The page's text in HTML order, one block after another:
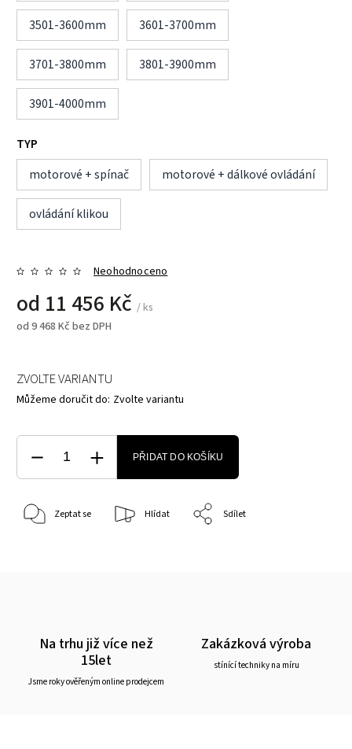
3501-3600mm 3601-3700mm
3701-3800mm 3801-3900mm
3901-4000mm
TYP
motorové + spínač
motorové + dálkové ovládání
ovládání klikou
Neohodnoceno
od 11 456 Kč / ks
od 9 468 Kč bez DPH
ZVOLTE VARIANTU
Můžeme doručit do: Zvolte variantu
PŘIDAT DO KOŠÍKU
Zeptat se Hlídat Sdílet
Na trhu již více než
15let
Jsme roky ověřeným online prodejcem
Zakázková výroba
stínící techniky na míru